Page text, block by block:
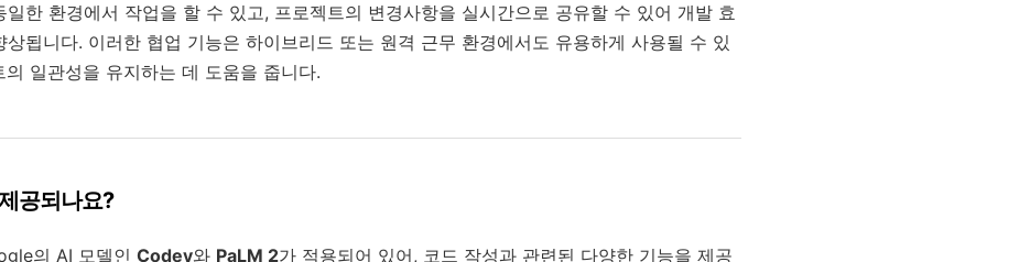
일한 환경에서 작업을 할 수 있고, 프로젝트의 변경사항을 실시간으로 공유할 수 있어 개발 효
상됩니다. 이러한 협업 기능은 하이브리드 또는 원격 근무 환경에서도 유용하게 사용될 수 있
의 일관성을 유지하는 데 도움을 줍니다.
공되나요?
의 AI 모델인 Codey와 PaLM 2가 적용되어 있어, 코드 작성과 관련된 다양한 기능을 제공